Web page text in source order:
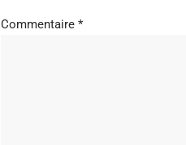
Commentaire *